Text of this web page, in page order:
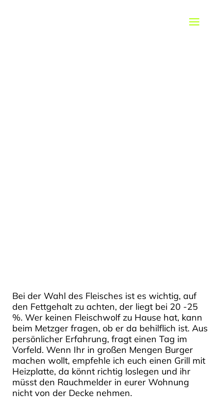
Bei der Wahl des Fleisches ist es wichtig, auf
den Fettgehalt zu achten, der liegt bei 20 -25
%. Wer keinen Fleischwolf zu Hause hat, kann
beim Metzger fragen, ob er da behilflich ist. Aus
persönlicher Erfahrung, fragt einen Tag im
Vorfeld. Wenn Ihr in großen Mengen Burger
machen wollt, empfehle ich euch einen Grill mit
Heizplatte, da könnt richtig loslegen und ihr
müsst den Rauchmelder in eurer Wohnung
nicht von der Decke nehmen.